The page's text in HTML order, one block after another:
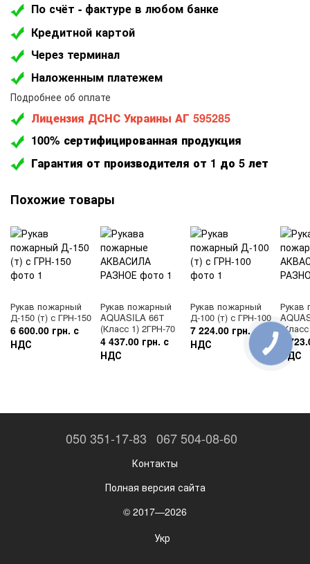
По счёт - фактуре в любом банке
Кредитной картой
Через терминал
Наложенным платежем
Подробнее об оплате
Лицензия ДСНС Украины АГ 595285
100% сертифицированная продукция
Гарантия от производителя от 1 до 5 лет
Похожие товары
Рукав пожарный
Д-150 (т) с ГРН-150
6 600.00 грн. с
НДС
Рукав пожарный
AQUASILA 66Т
(Класс 1) 2ГРН-70
4 437.00 грн. с
НДС
Рукав пожарный
Д-100 (т) с ГРН-100
7 224.00 грн. с
НДС
Рукав
3
НДС
050 351-17-83 067 504-08-60
Контакты
Полная версия сайта
© 2017—2026
Укр